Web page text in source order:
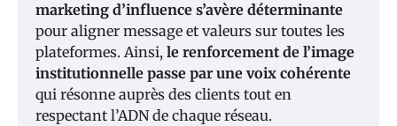
marketing d’influence s’avère déterminante
pour aligner message et valeurs sur toutes les
plateformes. Ainsi, le renforcement de l’image
institutionnelle passe par une voix cohérente
qui résonne auprès des clients tout en
respectant l’ADN de chaque réseau.